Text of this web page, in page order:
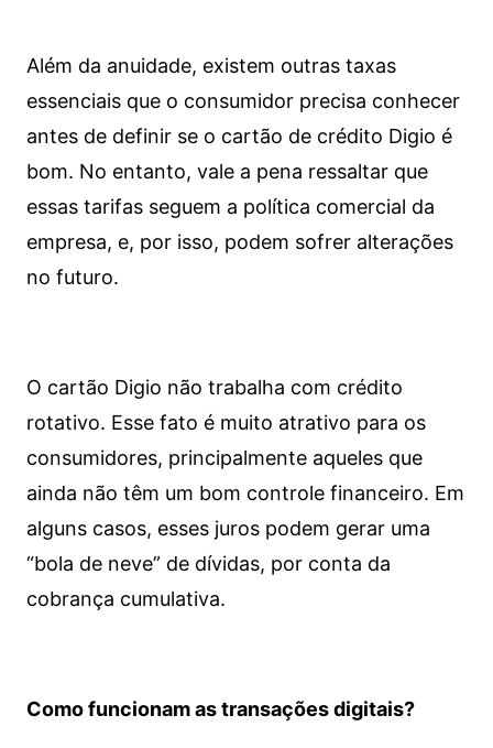
Além da anuidade, existem outras taxas
essenciais que o consumidor precisa conhecer
antes de definir se o cartão de crédito Digio é
bom. No entanto, vale a pena ressaltar que
essas tarifas seguem a política comercial da
empresa, e, por isso, podem sofrer alterações
no futuro.
O cartão Digio não trabalha com crédito
rotativo. Esse fato é muito atrativo para os
consumidores, principalmente aqueles que
ainda não têm um bom controle financeiro. Em
alguns casos, esses juros podem gerar uma
“bola de neve” de dívidas, por conta da
cobrança cumulativa.
Como funcionam as transações digitais?